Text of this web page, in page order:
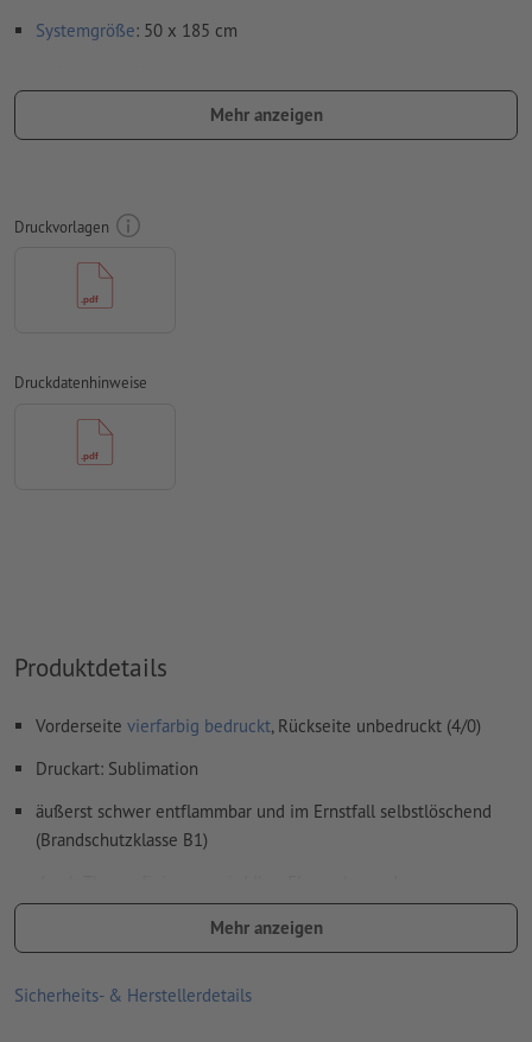
Systemgröße: 50 x 185 cm
müssen vollständig eingebettet oder in Kurven
konvertiert werden
Rechtschreib- und Satzfehler
Überdruckeneinstellungen
Kommentare
Wie lege ich Druckdaten richtig an?
Mehr anzeigen
Druckvorlagen
Druckdatenhinweise
Produktdetails
Vorderseite vierfarbig bedruckt, Rückseite unbedruckt (4/0)
Druckart: Sublimation
äußerst schwer entflammbar und im Ernstfall selbstlöschend
(Brandschutzklasse B1)
widerstandsfähig, außerdem abwaschbar und bügelfest
Bitte beachten Sie, dass die angegebenen Maße einer
Mehr anzeigen
Sicherheits- & Herstellerdetails